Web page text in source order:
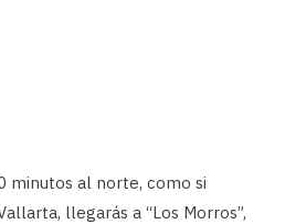
minutos al norte, como si
llegarás a “Los Morros”,